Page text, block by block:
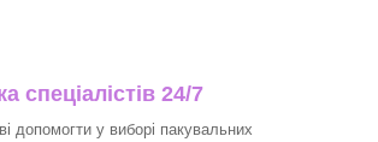
спеціалістів 24/7
допомогти у виборі пакувальних